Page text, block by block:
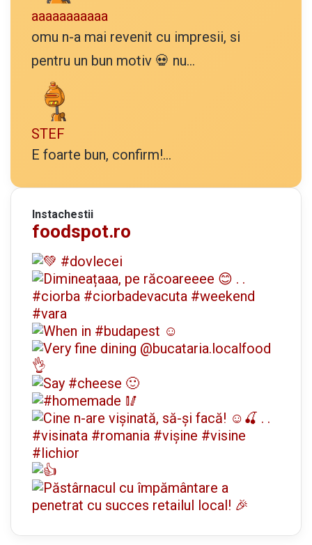
aaaaaaaaaaa
omu n-a mai revenit cu impresii, si
pentru un bun motiv 💀 nu...
STEF
E foarte bun, confirm!...
Instachestii
foodspot.ro